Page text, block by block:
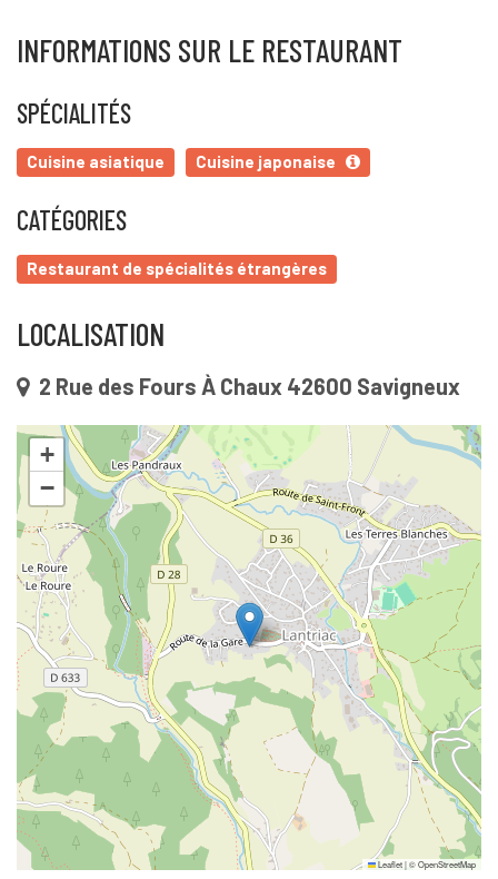
INFORMATIONS SUR LE RESTAURANT
SPÉCIALITÉS
Cuisine asiatique Cuisine japonaise
CATÉGORIES
Restaurant de spécialités étrangères
LOCALISATION
2 Rue des Fours À Chaux 42600 Savigneux
+
−
Leaflet|©OpenStreetMap